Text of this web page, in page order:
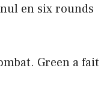
en six rounds
Green a fait